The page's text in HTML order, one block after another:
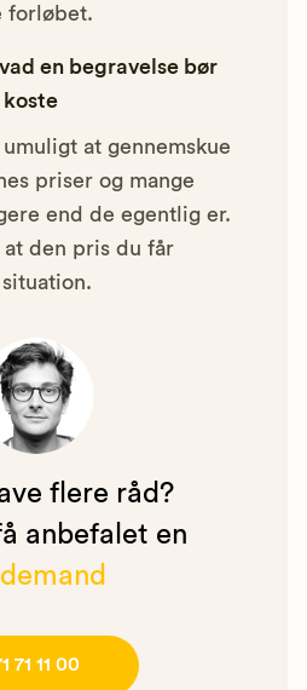
forløbet.
en begravelse bør
koste
at gennemskue
priser og mange
end de egentlig er.
den pris du får
flere råd?
anbefalet en
71 11 00